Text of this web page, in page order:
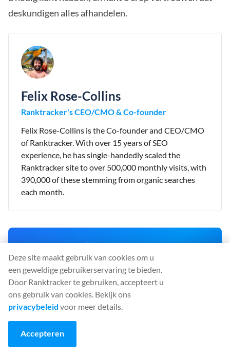
deskundigen alles afhandelen.
Felix Rose-Collins
Ranktracker's CEO/CMO & Co-founder
Felix Rose-Collins is the Co-founder and CEO/CMO
of Ranktracker. With over 15 years of SEO
experience, he has single-handedly scaled the
Ranktracker site to over 500,000 monthly visits, with
390,000 of these stemming from organic searches
each month.
⚡ 90% Flash Sale
90% off your first month on monthly plans. Your personal
30-minute offer is live now.
OFFER ENDS IN:
00:29:43
CLAIM 90% OFF NOW
Deze site maakt gebruik van cookies om u
een geweldige gebruikerservaring te bieden.
Door Ranktracker te gebruiken, accepteert u
ons gebruik van cookies. Bekijk ons
privacybeleid voor meer details.
Accepteren